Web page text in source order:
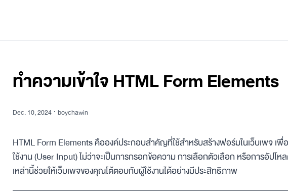
ทำความเข้าใจ HTML Form Elements
Dec. 10, 2024 · boychawin
HTML Form Elements คือองค์ประกอบสำคัญที่ใช้สำหรับสร้างฟอร์มในเว็บเพจ เ
ใช้งาน (User Input) ไม่ว่าจะเป็นการกรอกข้อความ การเลือกตัวเลือก หรือการอัปโ
เหล่านี้ช่วยให้เว็บเพจของคุณโต้ตอบกับผู้ใช้งานได้อย่างมีประสิทธิภาพ